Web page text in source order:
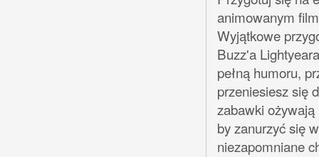
animowanym
Wyjątkowe
Buzz'a
pełną humoru,
przeniesiesz się
zabawki ożywają
by zanurzyć się
niezapomniane